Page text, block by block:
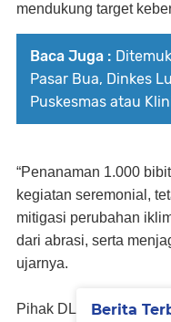
mendukung target
Baca Juga :
Pasar Bua, Dinkes
Puskesmas atau
“Penanaman 1.000
kegiatan seremonial,
mitigasi perubahan
dari abrasi, serta
ujarnya.
Pihak DLH Provinsi
Berita